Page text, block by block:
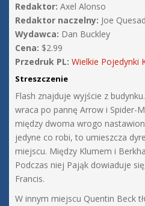
Redaktor: Axel Alonso
Redaktor naczelny: Joe
Wydawca: Dan Buckley
Cena: $2.99
Przedruk PL: Wielkie Pojedynki
Streszczenie
Flash znajduje wyjście z
wraca po pannę Arrow i Spider-
między dwoma wrogo
jedyne co robi, to umieszcza
miejscu. Między Klumem i
Podczas niej Pająk dowiaduje
Francis.
W innym miejscu Quentin Beck